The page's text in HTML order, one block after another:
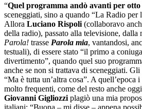
“Quel programma andò avanti per
sceneggiati, sino a quando “La Radio per
Allora Luciano Rispoli (collaboravo
della radio), passato alla televisione, dalla
Parola! trasse Parola mia, vantandosi,
testuali), di essere stato “il primo a
divertimento”, quando quel suo
anche se non si trattava di sceneggiati.
“Ma è tutta un’altra cosa”. A quell’epoca i
molto frequenti, come del resto anche
Giovanni Gigliozzi plagiò una mia
italiani: “Buona – mi disse – appena